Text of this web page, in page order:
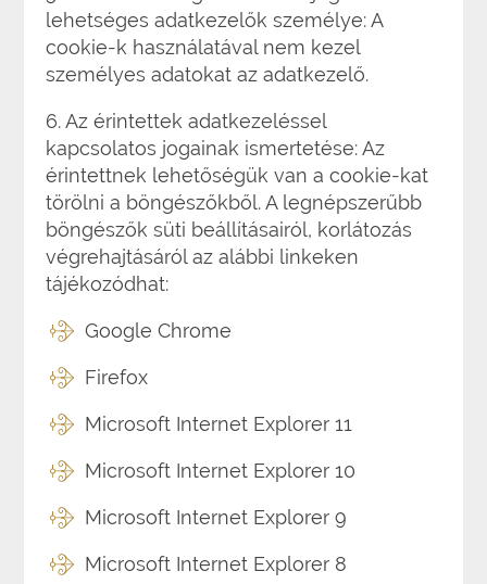
lehetséges adatkezelők személye: A
cookie-k használatával nem kezel
személyes adatokat az adatkezelő.
6. Az érintettek adatkezeléssel
kapcsolatos jogainak ismertetése: Az
érintettnek lehetőségük van a cookie-kat
törölni a böngészőkből. A legnépszerűbb
böngészők süti beállításairól, korlátozás
végrehajtásáról az alábbi linkeken
tájékozódhat:
Google Chrome
Firefox
Microsoft Internet Explorer 11
Microsoft Internet Explorer 10
Microsoft Internet Explorer 9
Microsoft Internet Explorer 8